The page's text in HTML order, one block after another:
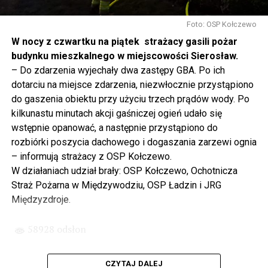
Gdyby nie determinacja rządu Prawa i Sprawiedliwości,
to tunel pod Świną do dzisiaj byłby w sferze
projektowania i dyskusji. Ważny tutaj był wkład
samorządu, ale to rząd PiS podjął w tej sprawie
najważniejsze decyzje. Powstał dzięki ogromnej
determinacji rządu najpierw Pani Premier Beaty Szydło,
a następnie Pana Premiera Mateusza Morawieckiego.
Chciałbym podziękować Panu Premierowi za to jak
osobiście pilnował powstania tej inwestycji. Cieszymy
się, że turyści również korzystają z tunelu, cieszymy się,
że wśród tych 4 milionów samochodów, które
przejechały już otwartym tunelem w Świnoujściu,
przyjechało tutaj do nas tak wielu turystów z zagranicy
– powiedział Wiceprezes PiS Joachim Brudziński w
zainwestowano ogromne pieniądze w modernizację
Foto: OSP Kołczewo
W nocy z czwartku na piątek strażacy gasili pożar
budynku mieszkalnego w miejscowości Sierosław.
– Do zdarzenia wyjechały dwa zastępy GBA. Po ich
dotarciu na miejsce zdarzenia, niezwłocznie przystąpiono
do gaszenia obiektu przy użyciu trzech prądów wody. Po
kilkunastu minutach akcji gaśniczej ogień udało się
wstępnie opanować, a następnie przystąpiono do
rozbiórki poszycia dachowego i dogaszania zarzewi ognia
– informują strażacy z OSP Kołczewo.
W działaniach udział brały: OSP Kołczewo, Ochotnicza
Straż Pożarna w Międzywodziu, OSP Ładzin i JRG
Międzyzdroje.
CZYTAJ DALEJ